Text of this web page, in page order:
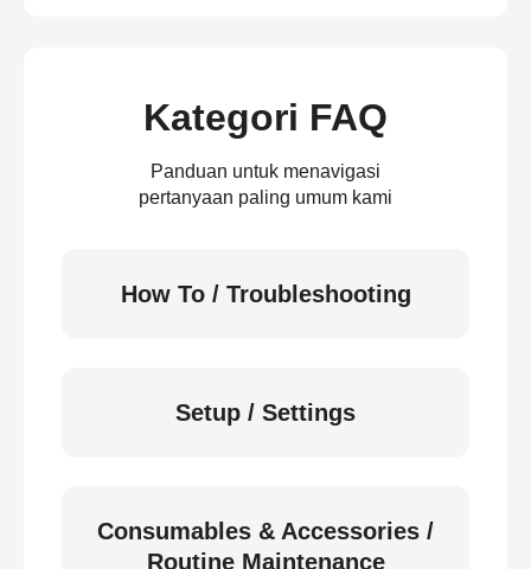
Kategori FAQ
Panduan untuk menavigasi
pertanyaan paling umum kami
How To / Troubleshooting
Setup / Settings
Consumables & Accessories /
Routine Maintenance